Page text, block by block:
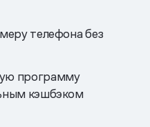
телефона без
программу
кэшбэком